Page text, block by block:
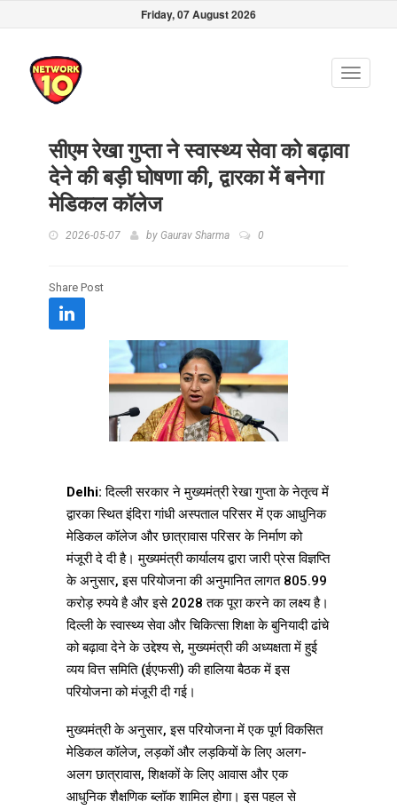
Friday, 07 August 2026
Toggle
सीएम रेखा गुप्ता ने स्वास्थ्य सेवा को बढ़ावा
देने की बड़ी घोषणा की, द्वारका में बनेगा
मेडिकल कॉलेज
2026-05-07 by Gaurav Sharma 0
Share Post
Delhi:दिल्ली सरकार ने मुख्यमंत्री रेखा गुप्ता के नेतृत्व में
द्वारका स्थित इंदिरा गांधी अस्पताल परिसर में एक आधुनिक
मेडिकल कॉलेज और छात्रावास परिसर के निर्माण को
मंजूरी दे दी है। मुख्यमंत्री कार्यालय द्वारा जारी प्रेस विज्ञप्ति
के अनुसार, इस परियोजना की अनुमानित लागत 805.99
करोड़ रुपये है और इसे 2028 तक पूरा करने का लक्ष्य है।
दिल्ली के स्वास्थ्य सेवा और चिकित्सा शिक्षा के बुनियादी ढांचे
को बढ़ावा देने के उद्देश्य से, मुख्यमंत्री की अध्यक्षता में हुई
व्यय वित्त समिति (ईएफसी) की हालिया बैठक में इस
परियोजना को मंजूरी दी गई।
मुख्यमंत्री के अनुसार, इस परियोजना में एक पूर्ण विकसित
मेडिकल कॉलेज, लड़कों और लड़कियों के लिए अलग-
अलग छात्रावास, शिक्षकों के लिए आवास और एक
आधुनिक शैक्षणिक ब्लॉक शामिल होगा। इस पहल से